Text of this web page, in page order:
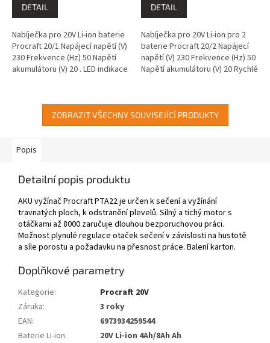
DETAIL
Nabíječka pro 20V Li-ion baterie
Procraft 20/1 Napájecí napětí (V)
230 Frekvence (Hz) 50 Napětí
akumulátoru (V) 20 . LED indikace
DETAIL
Nabíječka pro 20V Li-ion pro 2
baterie Procraft 20/2 Napájecí
napětí (V) 230 Frekvence (Hz) 50
Napětí akumulátoru (V) 20 Rychlé
ZOBRAZIT VŠECHNY SOUVISEJÍCÍ PRODUKTY
Popis
Detailní popis produktu
AKU vyžínač Procraft PTA22 je určen k sečení a vyžínání
travnatých ploch, k odstranění plevelů. Silný a tichý motor s
otáčkami až 8000 zaručuje dlouhou bezporuchovou práci.
Možnost plynulé regulace otaček sečení v závislosti na hustotě
a síle porostu a požadavku na přesnost práce. Balení karton.
Doplňkové parametry
Kategorie:
Procraft 20V
Záruka:
3 roky
EAN:
6973934259544
Baterie LI-ion:
20V Li-ion 4Ah/8Ah Ah